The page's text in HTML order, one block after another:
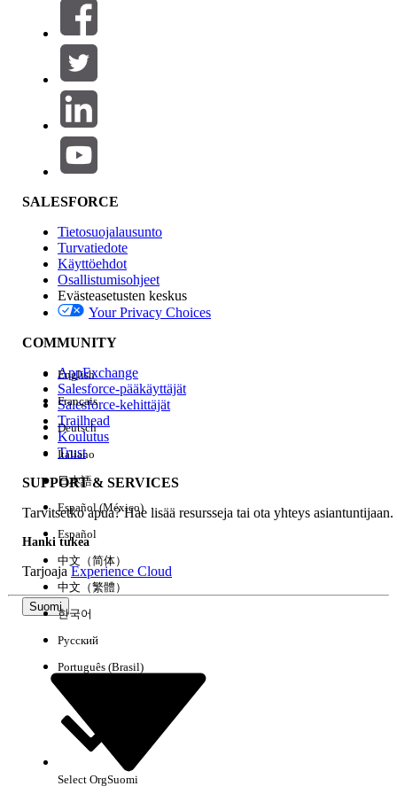
Suodattimet (0)
VALITSE SUODATTIMET
Tuotealue
Ominaisuuden vaikutus
Edition
Kokemus
Tyhjennä kaikki Valmis
SALESFORCE
Tietosuojalausunto
Turvatiedote
Käyttöehdot
Osallistumisohjeet
Evästeasetusten keskus
Your Privacy Choices
COMMUNITY
AppExchange
Salesforce-pääkäyttäjät
Salesforce-kehittäjät
Trailhead
Koulutus
Trust
SUPPORT & SERVICES
Tarvitsetko apua? Hae lisää resursseja tai ota yhteys asiantuntijaan.
Hanki tukea
TarjoajaExperience Cloud
Suomi
English
Français
Deutsch
Italiano
日本語
Español (México)
Español
中文（简体）
中文（繁體）
한국어
Русский
Português (Brasil)
Select OrgSuomi